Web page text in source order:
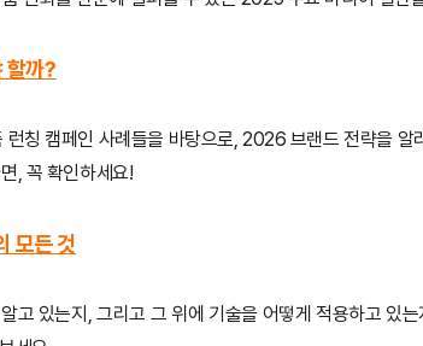
할까?
런칭 캠페인 사례들을 바탕으로, 2026 브랜드 전략을 알
, 꼭 확인하세요!
모든 것
고 있는지, 그리고 그 위에 기술을 어떻게 적용하고 있